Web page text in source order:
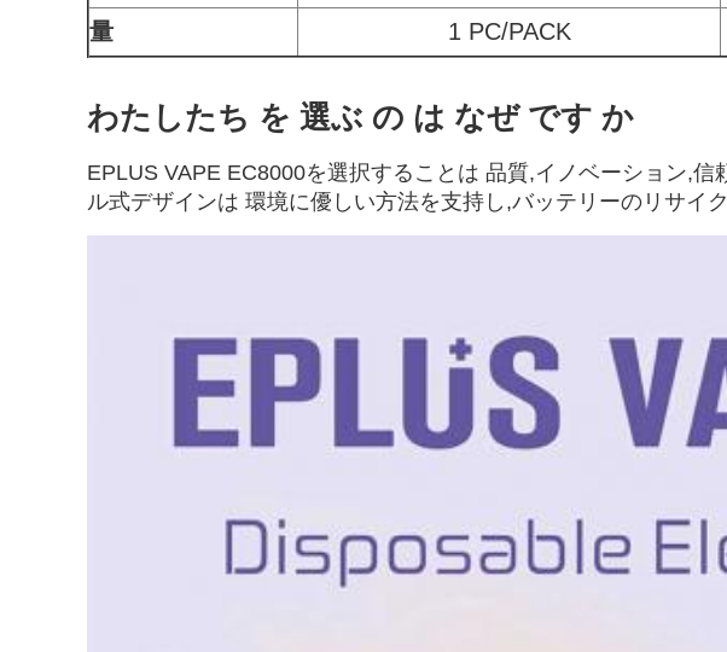
量
1 PC/PACK
わたしたち を 選ぶ の は なぜ です か
EPLUS VAPE EC8000を選択することは 品質,イノベーション,
ル式デザインは 環境に優しい方法を支持し,バッテリーのリサイ